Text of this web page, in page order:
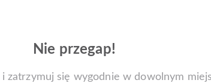
Nie przegap!
zatrzymuj się wygodnie w dowolnym